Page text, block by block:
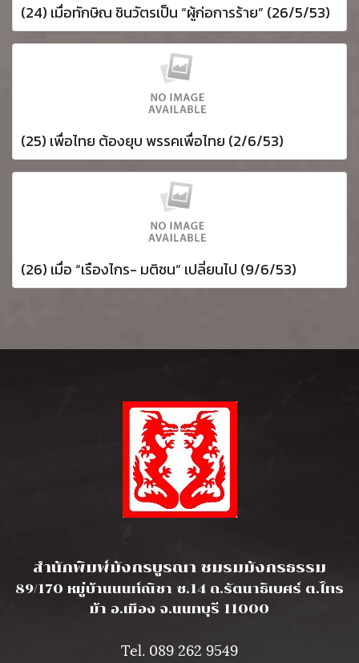
(24) เมื่อทักษิณ ชินวัตรเป็น “ผู้ก่อการร้าย” (26/5/53)
(25) เพื่อไทย ต้องยุบ พรรคเพื่อไทย (2/6/53)
(26) เมื่อ “เรืองไกร- มติชน” เปลี่ยนไป (9/6/53)
สำนักพิมพ์มังกรบูรณา ชมรมมังกรธรรม
89/170 หมู่บ้านนนท์ณิชา ซ.14 ถ.รัตนาธิเบศร์ ต.ไทร
ม้า อ.เมือง จ.นนทบุรี 11000
Tel. 089 262 9549